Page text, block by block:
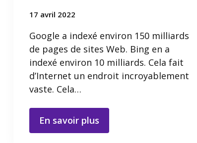
17 avril 2022
Google a indexé environ 150 milliards
de pages de sites Web. Bing en a
indexé environ 10 milliards. Cela fait
d’Internet un endroit incroyablement
vaste. Cela…
En savoir plus